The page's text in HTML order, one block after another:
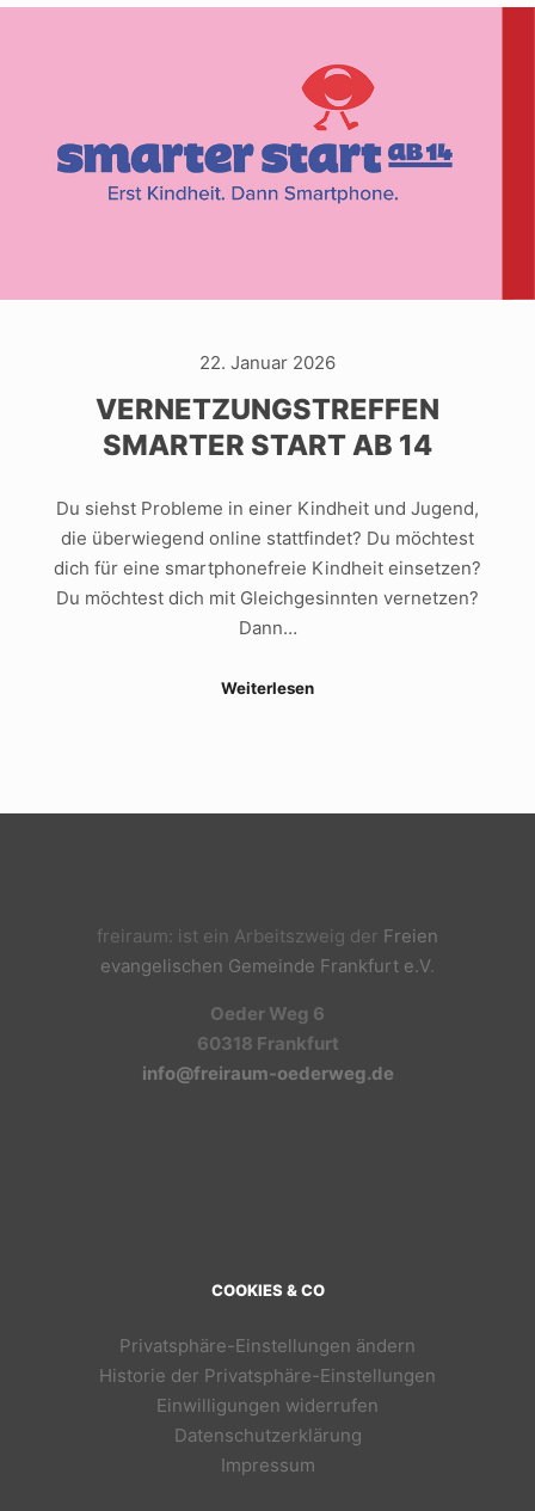
22. Januar 2026
VERNETZUNGSTREFFEN
SMARTER START AB 14
Du siehst Probleme in einer Kindheit und Jugend,
die überwiegend online stattfindet? Du möchtest
dich für eine smartphonefreie Kindheit einsetzen?
Du möchtest dich mit Gleichgesinnten vernetzen?
Dann…
Weiterlesen
freiraum: ist ein Arbeitszweig der Freien
evangelischen Gemeinde Frankfurt e.V.
Oeder Weg 6
60318 Frankfurt
info@freiraum-oederweg.de
COOKIES & CO
Privatsphäre-Einstellungen ändern
Historie der Privatsphäre-Einstellungen
Einwilligungen widerrufen
Datenschutzerklärung
Impressum